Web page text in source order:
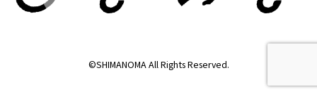
©SHIMANOMA All Rights Reserved.